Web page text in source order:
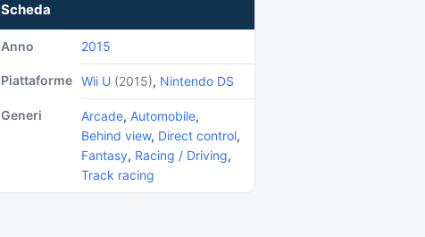
Scheda
Anno 2015
Piattaforme Wii U (2015), Nintendo DS
Generi Arcade, Automobile,
Behind view, Direct control,
Fantasy, Racing / Driving,
Track racing